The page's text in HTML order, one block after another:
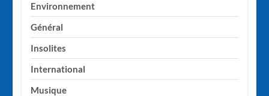
Environnement
Général
Insolites
International
Musique